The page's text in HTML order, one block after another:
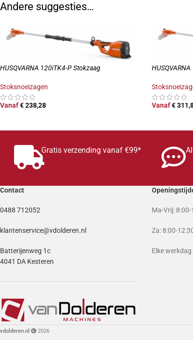
Andere suggesties…
HUSQVARNA 120iTK4-P Stokzaag
Stoksnoeizagen
Vanaf€238,28 Vanaf€
Gratis verzending vanaf €99*
Contact
0488 712052
klantenservice@vdolderen.nl
Batterijenweg 1c
4041 DA Kesteren
Ma-Vrij: 8:00-
Za: 8:00-
Elke
vdolderen.nl 2026